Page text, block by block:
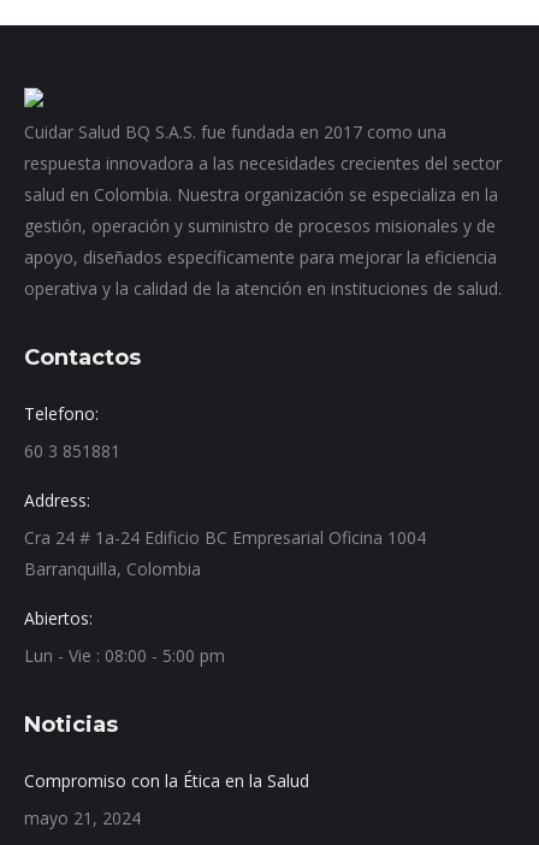
Cuidar Salud BQ S.A.S. fue fundada en 2017 como una
respuesta innovadora a las necesidades crecientes del sector
salud en Colombia. Nuestra organización se especializa en la
gestión, operación y suministro de procesos misionales y de
apoyo, diseñados específicamente para mejorar la eficiencia
operativa y la calidad de la atención en instituciones de salud.
Contactos
Telefono:
60 3 851881
Address:
Cra 24 # 1a-24 Edificio BC Empresarial Oficina 1004
Barranquilla, Colombia
Abiertos:
Lun - Vie : 08:00 - 5:00 pm
Noticias
Compromiso con la Ética en la Salud
mayo 21, 2024